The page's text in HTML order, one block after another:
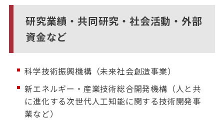
研究業績・共同研究・社会活動・外部
資金など
科学技術振興機構（未来社会創造事業）
新エネルギー・産業技術総合開発機構（人と共
に進化する次世代人工知能に関する技術開発事
業など）